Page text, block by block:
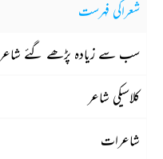
شعراکی فہرست
سب سے زیادہ پڑھے گئے شاعر
کلاسیکی شاعر
شاعرات